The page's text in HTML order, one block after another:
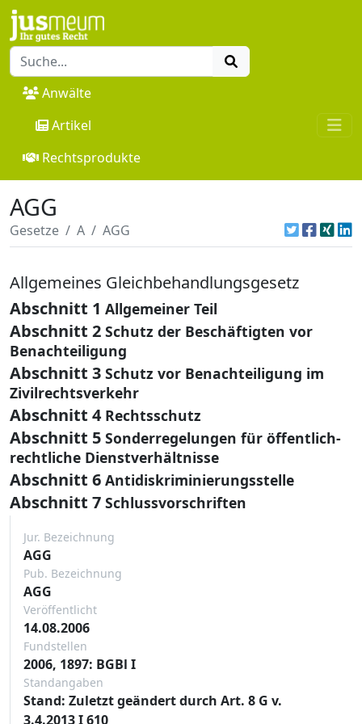
Anwälte
Artikel
Rechtsprodukte
AGG
Gesetze A AGG
Allgemeines Gleichbehandlungsgesetz
Abschnitt 1 Allgemeiner Teil
Abschnitt 2 Schutz der Beschäftigten vor
Benachteiligung
Abschnitt 3 Schutz vor Benachteiligung im
Zivilrechtsverkehr
Abschnitt 4 Rechtsschutz
Abschnitt 5 Sonderregelungen für öffentlich-
rechtliche Dienstverhältnisse
Abschnitt 6 Antidiskriminierungsstelle
Abschnitt 7 Schlussvorschriften
Jur. Bezeichnung
AGG
Pub. Bezeichnung
AGG
Veröffentlicht
14.08.2006
Fundstellen
2006, 1897: BGBl I
Standangaben
Stand: Zuletzt geändert durch Art. 8 G v.
3.4.2013 I 610